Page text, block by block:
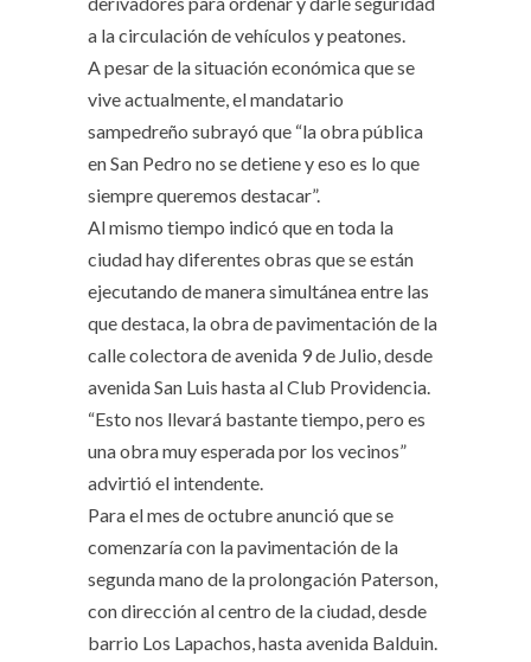
a la circulación de vehículos y peatones.
A pesar de la situación económica que se
vive actualmente, el mandatario
sampedreño subrayó que “la obra pública
en San Pedro no se detiene y eso es lo que
siempre queremos destacar”.
Al mismo tiempo indicó que en toda la
ciudad hay diferentes obras que se están
ejecutando de manera simultánea entre las
que destaca, la obra de pavimentación de la
calle colectora de avenida 9 de Julio, desde
avenida San Luis hasta al Club Providencia.
“Esto nos llevará bastante tiempo, pero es
una obra muy esperada por los vecinos”
advirtió el intendente.
Para el mes de octubre anunció que se
comenzaría con la pavimentación de la
segunda mano de la prolongación Paterson,
con dirección al centro de la ciudad, desde
barrio Los Lapachos, hasta avenida Balduin.